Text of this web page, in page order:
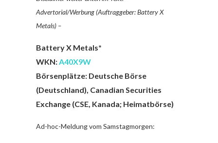
Advertorial/Werbung (Auftraggeber: Battery X
Metals) –
Battery X Metals*
WKN:A40X9W
Börsenplätze: Deutsche Börse
(Deutschland), Canadian Securities
Exchange (CSE, Kanada; Heimatbörse)
Ad-hoc-Meldung vom Samstagmorgen: